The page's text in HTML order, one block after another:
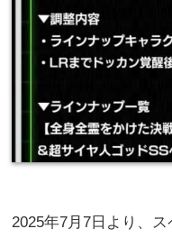
2025年7月7日より、